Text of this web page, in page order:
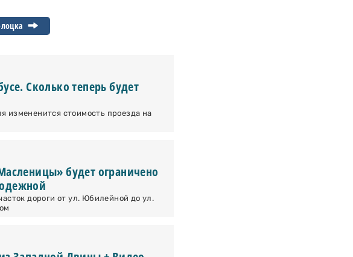
Сколько теперь будет
измененится стоимость проезда на
будет ограничено
дороги от ул. Юбилейной до ул.